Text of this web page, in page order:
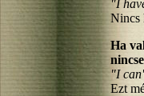
"I
Nincs
Ha
"I
Ezt